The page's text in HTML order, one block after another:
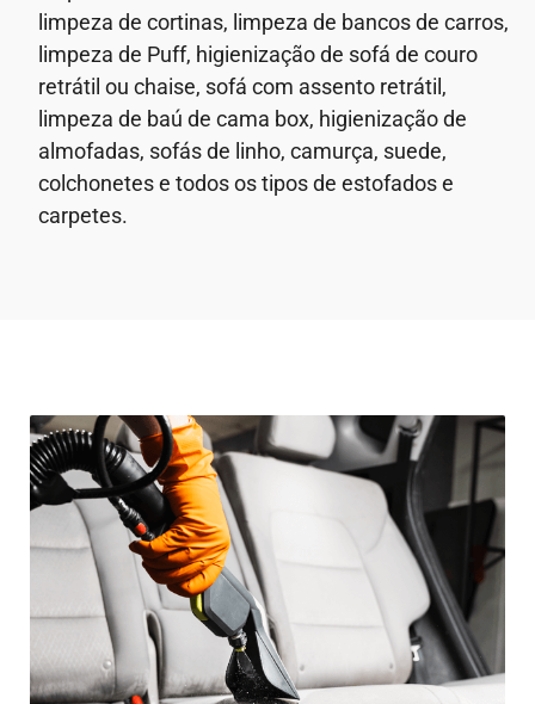
limpeza de cortinas, limpeza de bancos de carros,
limpeza de Puff, higienização de sofá de couro
retrátil ou chaise, sofá com assento retrátil,
limpeza de baú de cama box, higienização de
almofadas, sofás de linho, camurça, suede,
colchonetes e todos os tipos de estofados e
carpetes.